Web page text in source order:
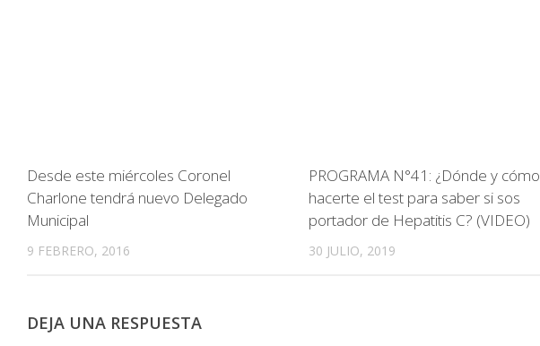
Desde este miércoles Coronel
Charlone tendrá nuevo Delegado
Municipal
9 FEBRERO, 2016
PROGRAMA N°41: ¿Dónde y cómo
hacerte el test para saber si sos
portador de Hepatitis C? (VIDEO)
30 JULIO, 2019
DEJA UNA RESPUESTA